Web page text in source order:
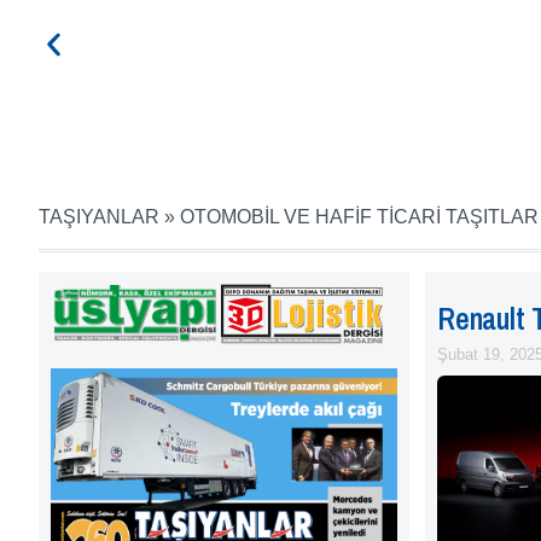
TAŞIYANLAR » OTOMOBİL VE HAFİF TİCARİ TAŞITLAR
Renault
Şubat 19,